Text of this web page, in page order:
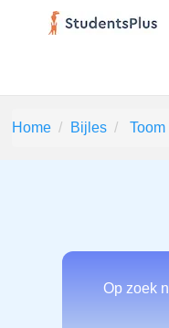
Home Bijles Toom
Op zoek